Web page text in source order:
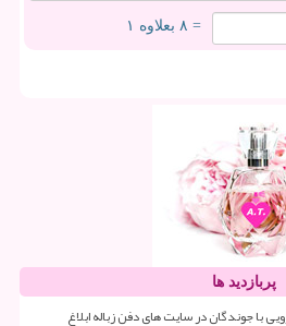
= ۸ بعلاوه ۱
پربازدید ها
با جوندگان در سایت های دفن زباله ابلاغ